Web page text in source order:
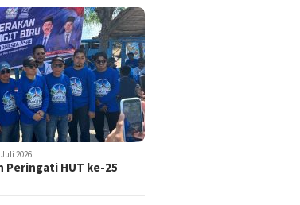
Juli 2026
Peringati HUT ke-25